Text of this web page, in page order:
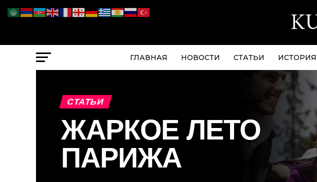
ГЛАВНАЯ НОВОСТИ СТАТЬИ ИСТОРИЯ
СТАТЬИ
ЖАРКОЕ ЛЕТО
ПАРИЖА